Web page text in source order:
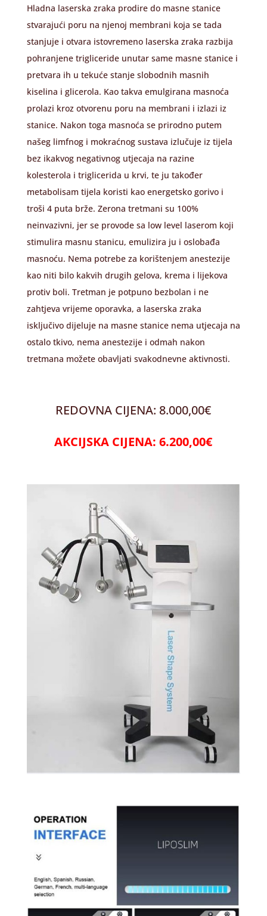
Hladna laserska zraka prodire do masne stanice
stvarajući poru na njenoj membrani koja se tada
stanjuje i otvara istovremeno laserska zraka razbija
pohranjene trigliceride unutar same masne stanice i
pretvara ih u tekuće stanje slobodnih masnih
kiselina i glicerola. Kao takva emulgirana masnoća
prolazi kroz otvorenu poru na membrani i izlazi iz
stanice. Nakon toga masnoća se prirodno putem
našeg limfnog i mokraćnog sustava izlučuje iz tijela
bez ikakvog negativnog utjecaja na razine
kolesterola i triglicerida u krvi, te ju također
metabolisam tijela koristi kao energetsko gorivo i
troši 4 puta brže. Zerona tretmani su 100%
neinvazivni, jer se provode sa low level laserom koji
stimulira masnu stanicu, emulizira ju i oslobađa
masnoću. Nema potrebe za korištenjem anestezije
kao niti bilo kakvih drugih gelova, krema i lijekova
protiv boli. Tretman je potpuno bezbolan i ne
zahtjeva vrijeme oporavka, a laserska zraka
isključivo dijeluje na masne stanice nema utjecaja na
ostalo tkivo, nema anestezije i odmah nakon
tretmana možete obavljati svakodnevne aktivnosti.
REDOVNA CIJENA: 8.000,00€
AKCIJSKA CIJENA: 6.200,00€